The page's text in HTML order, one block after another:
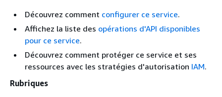
Découvrez comment configurer ce service.
Affichez la liste des opérations d'API disponibles
pour ce service.
Découvrez comment protéger ce service et ses
ressources avec les stratégies d'autorisation IAM.
Rubriques